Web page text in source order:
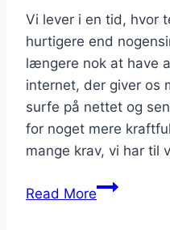
Vi lever i en tid, hvor
hurtigere end
længere nok at have
internet, der giver os
surfe på nettet og
for noget mere
mange krav, vi har til
Read More5G